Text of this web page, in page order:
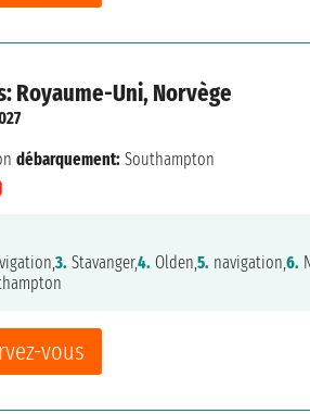
Royaume-Uni, Norvège
vous
débarquement: Southampton
3. Stavanger,4. Olden,5. navigation,6.